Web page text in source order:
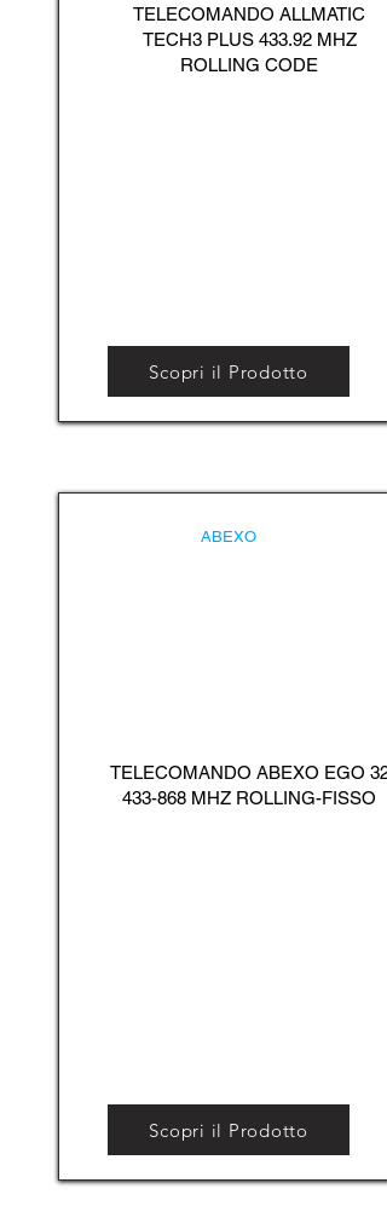
TELECOMANDO ALLMATIC
TECH3 PLUS 433.92 MHZ
ROLLING CODE
Scopri il Prodotto
ABEXO
TELECOMANDO ABEXO EGO 32
433-868 MHZ ROLLING-FISSO
Scopri il Prodotto